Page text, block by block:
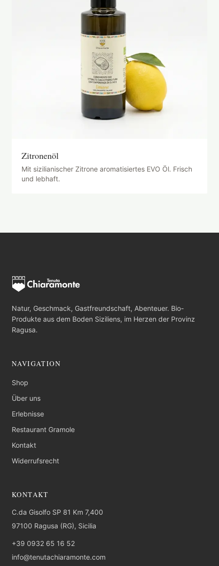
Zitronenöl
Mit sizilianischer Zitrone aromatisiertes EVO Öl. Frisch
und lebhaft.
Natur, Geschmack, Gastfreundschaft, Abenteuer. Bio-
Produkte aus dem Boden Siziliens, im Herzen der Provinz
Ragusa.
NAVIGATION
Shop
Über uns
Erlebnisse
Restaurant Gramole
Kontakt
Widerrufsrecht
KONTAKT
C.da Gisolfo SP 81 Km 7,400
97100 Ragusa (RG), Sicilia
+39 0932 65 16 52
info@tenutachiaramonte.com